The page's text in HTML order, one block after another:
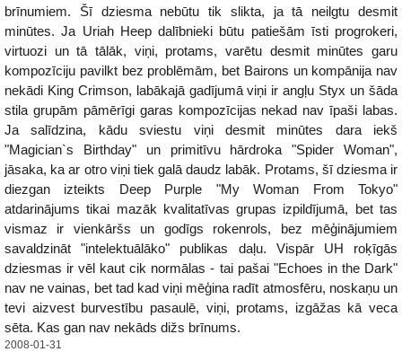
brīnumiem. Šī dziesma nebūtu tik slikta, ja tā neilgtu desmit
minūtes. Ja Uriah Heep dalībnieki būtu patiešām īsti progrokeri,
virtuozi un tā tālāk, viņi, protams, varētu desmit minūtes garu
kompozīciju pavilkt bez problēmām, bet Bairons un kompānija nav
nekādi King Crimson, labākajā gadījumā viņi ir angļu Styx un šāda
stila grupām pāmērīgi garas kompozīcijas nekad nav īpaši labas.
Ja salīdzina, kādu sviestu viņi desmit minūtes dara iekš
"Magician`s Birthday" un primitīvu hārdroka "Spider Woman",
jāsaka, ka ar otro viņi tiek galā daudz labāk. Protams, šī dziesma ir
diezgan izteikts Deep Purple "My Woman From Tokyo"
atdarinājums tikai mazāk kvalitatīvas grupas izpildījumā, bet tas
vismaz ir vienkāršs un godīgs rokenrols, bez mēģinājumiem
savaldzināt "intelektuālāko" publikas daļu. Vispār UH roķīgās
dziesmas ir vēl kaut cik normālas - tai pašai "Echoes in the Dark"
nav ne vainas, bet tad kad viņi mēģina radīt atmosfēru, noskaņu un
tevi aizvest burvestību pasaulē, viņi, protams, izgāžas kā veca
sēta. Kas gan nav nekāds dižs brīnums.
2008-01-31